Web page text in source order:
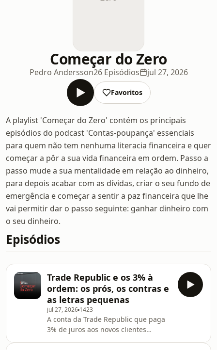
Começar do Zero
Pedro Andersson26 Episódios jul 27, 2026
Favoritos
A playlist 'Começar do Zero' contém os principais
episódios do podcast 'Contas-poupança' essenciais
para quem não tem nenhuma literacia financeira e quer
começar a pôr a sua vida financeira em ordem. Passo a
passo mude a sua mentalidade em relação ao dinheiro,
para depois acabar com as dívidas, criar o seu fundo de
emergência e começar a sentir a paz financeira que lhe
vai permitir dar o passo seguinte: ganhar dinheiro com
o seu dinheiro.
Episódios
Trade Republic e os 3% à
ordem: os prós, os contras e
as letras pequenas
jul 27, 2026 1423
A conta da Trade Republic que paga
3% de juros aos novos clientes